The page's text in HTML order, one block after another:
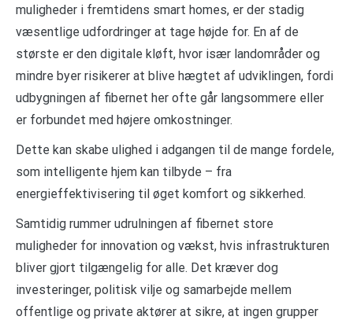
muligheder i fremtidens smart homes, er der stadig
væsentlige udfordringer at tage højde for. En af de
største er den digitale kløft, hvor især landområder og
mindre byer risikerer at blive hægtet af udviklingen, fordi
udbygningen af fibernet her ofte går langsommere eller
er forbundet med højere omkostninger.
Dette kan skabe ulighed i adgangen til de mange fordele,
som intelligente hjem kan tilbyde – fra
energieffektivisering til øget komfort og sikkerhed.
Samtidig rummer udrulningen af fibernet store
muligheder for innovation og vækst, hvis infrastrukturen
bliver gjort tilgængelig for alle. Det kræver dog
investeringer, politisk vilje og samarbejde mellem
offentlige og private aktører at sikre, at ingen grupper